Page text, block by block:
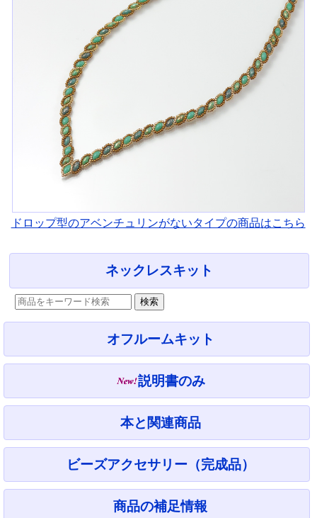
ドロップ型のアベンチュリンがないタイプの商品はこちら
ネックレスキット
オフルームキット
説明書のみ
本と関連商品
ビーズアクセサリー（完成品）
商品の補足情報